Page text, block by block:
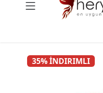

35% İNDIRIMLI